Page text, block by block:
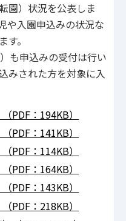
園）状況を公表しま
や入園申込みの状況な
。
も申込みの受付は行い
みされた方を対象に入
PDF：194KB）
PDF：141KB）
PDF：114KB）
PDF：164KB）
PDF：143KB）
PDF：218KB）